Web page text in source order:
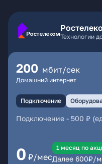
Технологии
200 мбит/сек
Домашний интернет
Подключение
Подключение - 500 ₽
0 ₽/мес
1 месяц по
Далее 600₽/